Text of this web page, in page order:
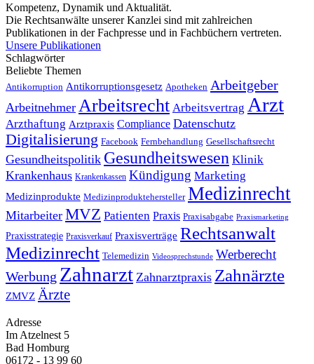
Kompetenz, Dynamik und Aktualität.
Die Rechtsanwälte unserer Kanzlei sind mit zahlreichen
Publikationen in der Fachpresse und in Fachbüchern vertreten.
Unsere Publikationen
Schlagwörter
Beliebte Themen
Antikorruption Antikorruptionsgesetz Apotheken Arbeitgeber
Arbeitnehmer Arbeitsrecht Arbeitsvertrag Arzt
Arzthaftung Arztpraxis Compliance Datenschutz
Digitalisierung Facebook Fernbehandlung Gesellschaftsrecht
Gesundheitspolitik Gesundheitswesen Klinik
Krankenhaus Krankenkassen Kündigung Marketing
Medizinprodukte Medizinproduktehersteller Medizinrecht
Mitarbeiter MVZ Patienten Praxis Praxisabgabe Praxismarketing
Praxisstrategie Praxisverkauf Praxisverträge Rechtsanwalt
Medizinrecht Telemedizin Videosprechstunde Werberecht
Werbung Zahnarzt Zahnarztpraxis Zahnärzte
ZMVZ Ärzte
Adresse
Im Atzelnest 5
Bad Homburg
06172 - 13 99 60